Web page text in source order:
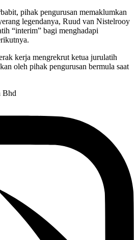
pihak pengurusan memaklumkan
legendanya, Ruud van Nistelrooy
“interim” bagi menghadapi
kerja mengrekrut ketua jurulatih
oleh pihak pengurusan bermula saat
Bhd